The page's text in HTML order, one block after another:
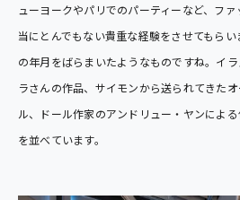
ューヨークやパリでのパーティーなど、フ
当にとんでもない貴重な経験をさせてもら
の年月をばらまいたようなものですね。イ
ラさんの作品、サイモンから送られてきた
ル、ドール作家のアンドリュー・ヤンによ
を並べています。